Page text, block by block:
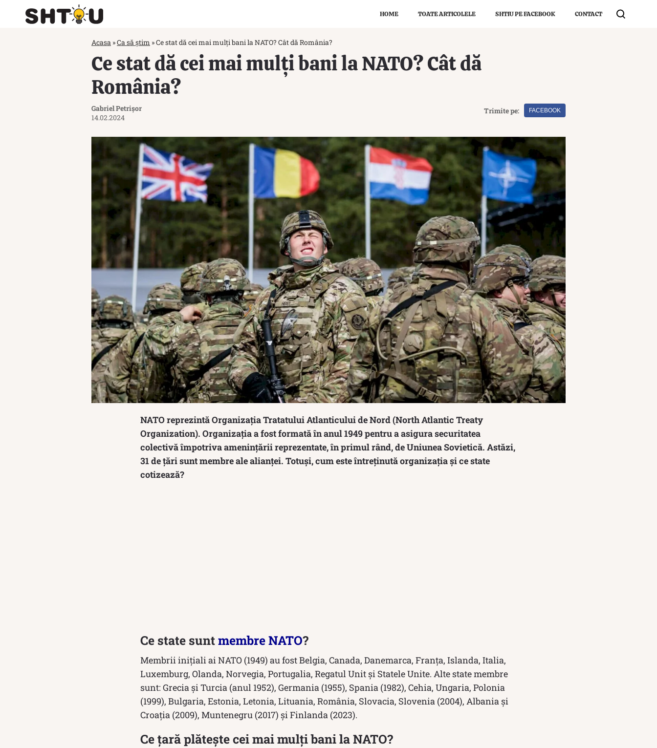
HOME TOATE ARTICOLELE SHTIU PE FACEBOOK CONTACT
Acasa »Ca să știm »Ce stat dă cei mai mulți bani la NATO? Cât dă România?
Ce stat dă cei mai mulți bani la NATO? Cât dă
România?
Gabriel Petrișor
14.02.2024
Trimite pe: FACEBOOK
NATO reprezintă Organizația Tratatului Atlanticului de Nord (North Atlantic Treaty
Organization). Organizația a fost formată în anul 1949 pentru a asigura securitatea
colectivă împotriva amenințării reprezentate, în primul rând, de Uniunea Sovietică. Astăzi,
31 de țări sunt membre ale alianței. Totuși, cum este întreținută organizația și ce state
cotizează?
Ce state suntmembre NATO?
Membrii inițiali ai NATO (1949) au fost Belgia, Canada, Danemarca, Franța, Islanda, Italia,
Luxemburg, Olanda, Norvegia, Portugalia, Regatul Unit și Statele Unite. Alte state membre
sunt: Grecia și Turcia (anul 1952), Germania (1955), Spania (1982), Cehia, Ungaria, Polonia
(1999), Bulgaria, Estonia, Letonia, Lituania, România, Slovacia, Slovenia (2004), Albania și
Croația (2009), Muntenegru (2017) și Finlanda (2023).
Ce țară plătește cei mai mulți bani la NATO?